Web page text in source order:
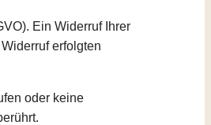
Ein Widerruf Ihrer
erfolgten
oder keine